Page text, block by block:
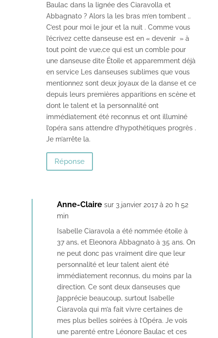
Baulac dans la lignée des Ciaravolla et
Abbagnato ? Alors la les bras m’en tombent ..
C’est pour moi le jour et la nuit . Comme vous
l’écrivez cette danseuse est en « devenir » à
tout point de vue,ce qui est un comble pour
une danseuse dite Étoile et apparemment déjà
en service Les danseuses sublimes que vous
mentionnez sont deux joyaux de la danse et ce
depuis leurs premières apparitions en scène et
dont le talent et la personnalité ont
immédiatement été reconnus et ont illuminé
l’opéra sans attendre d’hypothétiques progrès .
Je m’arrête la.
Réponse
Anne-Claire sur 3 janvier 2017 à 20 h 52
min
Isabelle Ciaravola a été nommée étoile à
37 ans, et Eleonora Abbagnato à 35 ans. On
ne peut donc pas vraiment dire que leur
personnalité et leur talent aient été
immédiatement reconnus, du moins par la
direction. Ce sont deux danseuses que
j’apprécie beaucoup, surtout Isabelle
Ciaravola qui m’a fait vivre certaines de
mes plus belles soirées à l’Opéra. Je vois
une parenté entre Léonore Baulac et ces